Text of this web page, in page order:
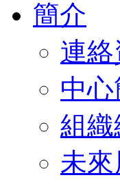
簡介
連
中心
組織
未來